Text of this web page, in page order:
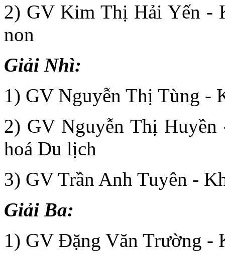
2) GV Kim Thị Hải Yến -
non
Giải Nhì:
1) GV Nguyễn Thị Tùng -
2) GV Nguyễn Thị
hoá Du lịch
3) GV Trần Anh Tuyên -
Giải Ba:
1) GV Đặng Văn Trường -